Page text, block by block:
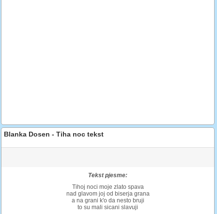
Blanka Dosen - Tiha noc tekst
Tekst pjesme:
Tihoj noci moje zlato spava
nad glavom joj od biserja grana
a na grani k'o da nesto bruji
to su mali sicani slavuji